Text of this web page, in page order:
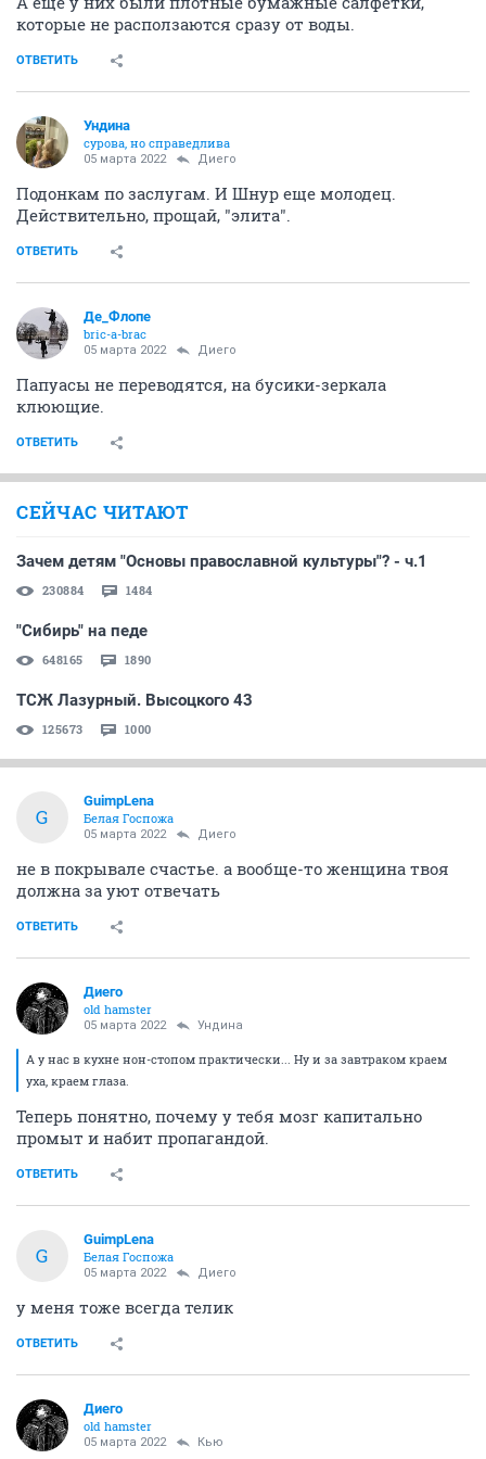
которые не расползаются сразу от воды.
ОТВЕТИТЬ
Ундинa
сурова, но справедлива
05 марта 2022 Диего
Подонкам по заслугам. И Шнур еще молодец.
Действительно, прощай, "элита".
ОТВЕТИТЬ
Де_Флопе
bric-a-brac
05 марта 2022 Диего
Папуасы не переводятся, на бусики-зеркала
клюющие.
ОТВЕТИТЬ
СЕЙЧАС ЧИТАЮТ
Зачем детям "Основы православной культуры"? - ч.1
230884 1484
"Сибирь" на педе
648165 1890
ТСЖ Лазурный. Высоцкого 43
125673 1000
G
GuimpLena
Белая Госпожа
05 марта 2022 Диего
не в покрывале счастье. а вообще-то женщина твоя
должна за уют отвечать
ОТВЕТИТЬ
Диего
old hamster
05 марта 2022 Ундинa
А у нас в кухне нон-стопом практически... Ну и за завтраком краем
уха, краем глаза.
Теперь понятно, почему у тебя мозг капитально
промыт и набит пропагандой.
ОТВЕТИТЬ
G
GuimpLena
Белая Госпожа
05 марта 2022 Диего
у меня тоже всегда телик
ОТВЕТИТЬ
Диего
old hamster
05 марта 2022 Кью